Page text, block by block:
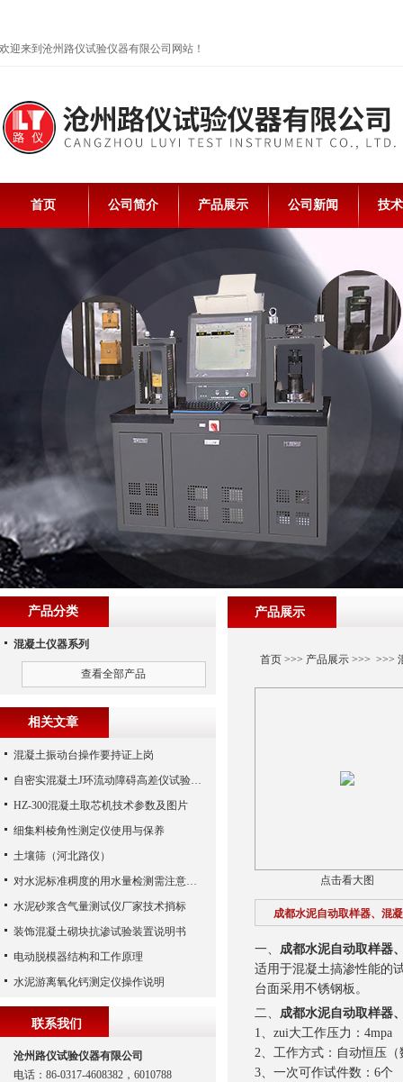
欢迎来到沧州路仪试验仪器有限公司网站！
首页 公司简介 产品展示 公司新闻 技
产品展示
首页>>> 产品展示>>> >>>
点击看大图
成都水泥自动取样器、混
一、 成都水泥自动取样器
适用于混凝土搞渗性能的
台面采用不锈钢板。
二、 成都水泥自动取样器
1、zui大工作压力：4mpa
2、工作方式：自动恒压
3、一次可作试件数：6个
产品分类
混凝土仪器系列
查看全部产品
相关文章
混凝土振动台操作要持证上岗
自密实混凝土J环流动障碍高差仪试验步骤
HZ-300混凝土取芯机技术参数及图片
细集料棱角性测定仪使用与保养
土壤筛（河北路仪）
对水泥标准稠度的用水量检测需注意哪些？
水泥砂浆含气量测试仪厂家技术捎标
装饰混凝土砌块抗渗试验装置说明书
电动脱模器结构和工作原理
水泥游离氧化钙测定仪操作说明
联系我们
沧州路仪试验仪器有限公司
电话：86-0317-4608382，6010788